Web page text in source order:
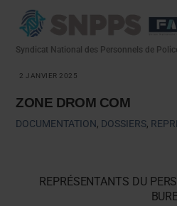
Syndicat National des Personnels de
2 JANVIER 2025
ZONE DROM COM
DOCUMENTATION, DOSSIERS,
REPRÉSENTANTS DU